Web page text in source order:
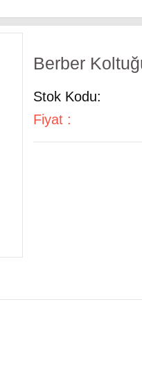
Berber
Stok Kodu:
Fiyat :